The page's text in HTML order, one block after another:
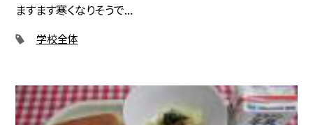
ますます寒くなりそうで...
学校全体